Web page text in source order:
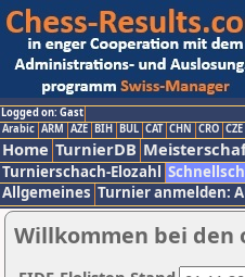
Logged on: Gast
Arabic ARM AZE BIH BUL CAT CHN CRO CZE
Home TurnierDB
Turnierschach-Elozahl
Allgemeines Turnier anmelden:
Willkommen bei den